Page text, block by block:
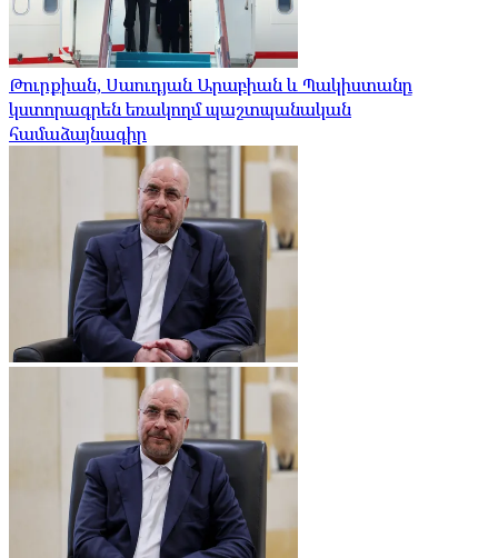
Թուրքիան, Սաուդյան Արաբիան և Պակիստանը
կստորագրեն եռակողմ պաշտպանական
համաձայնագիր